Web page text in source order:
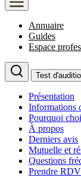
Annuaire
Guides
Espace
Test
Présentation
Informations
Pourquoi
À propos
Derniers avis
Mutuelle et
Questions
Prendre RDV